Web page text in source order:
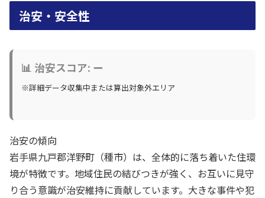
治安・安全性
📊 治安スコア: ー
※詳細データ収集中または算出対象外エリア
治安の傾向
岩手県九戸郡洋野町（種市）は、全体的に落ち着いた住環
境が特徴です。地域住民の結びつきが強く、お互いに見守
り合う意識が治安維持に貢献しています。大きな事件や犯